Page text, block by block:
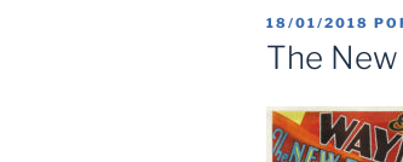
PUBLICADO
EL
18/01/2018
The